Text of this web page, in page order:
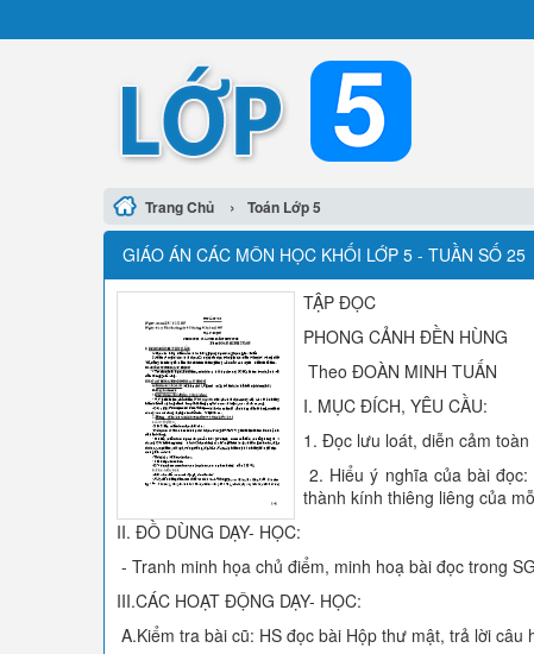
Trang Chủ › Toán Lớp 5
GIÁO ÁN CÁC MÔN HỌC KHỐI LỚP 5 - TUẦN SỐ 25
TẬP ĐỌC
PHONG CẢNH ĐỀN HÙNG
Theo ĐOÀN MINH TUẤN
I. MỤC ĐÍCH, YÊU CẦU:
1. Đọc lưu loát, diễn cảm
2. Hiểu ý nghĩa của bài
thành kính thiêng liêng của
II. ĐỒ DÙNG DẠY- HỌC:
- Tranh minh họa chủ điểm, minh hoạ bài đọc trong
III.CÁC HOẠT ĐỘNG DẠY- HỌC:
A.Kiểm tra bài cũ: HS đọc bài Hộp thư mật, trả lời câu